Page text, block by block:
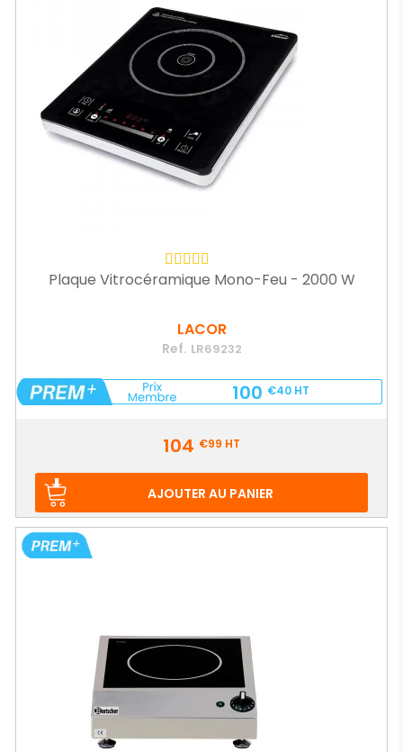
Plaque Vitrocéramique Mono-Feu - 2000 W
LACOR
Ref. LR69232
100 €40 HT
104 €99 HT
AJOUTER AU PANIER